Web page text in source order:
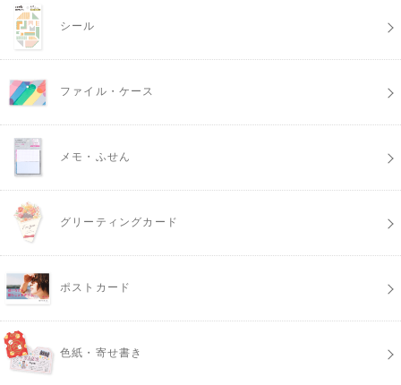
シール
ファイル・ケース
メモ・ふせん
グリーティングカード
ポストカード
色紙・寄せ書き